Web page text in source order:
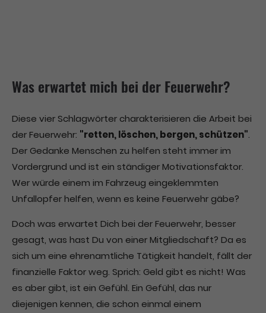
Was erwartet mich bei der Feuerwehr?
Diese vier Schlagwörter charakterisieren die Arbeit bei
der Feuerwehr: "retten, löschen, bergen, schützen".
Der Gedanke Menschen zu helfen steht immer im
Vordergrund und ist ein ständiger Motivationsfaktor.
Wer würde einem im Fahrzeug eingeklemmten
Unfallopfer helfen, wenn es keine Feuerwehr gäbe?
Doch was erwartet Dich bei der Feuerwehr, besser
gesagt, was hast Du von einer Mitgliedschaft? Da es
sich um eine ehrenamtliche Tätigkeit handelt, fällt der
finanzielle Faktor weg. Sprich: Geld gibt es nicht! Was
es aber gibt, ist ein Gefühl. Ein Gefühl, das nur
diejenigen kennen, die schon einmal einem